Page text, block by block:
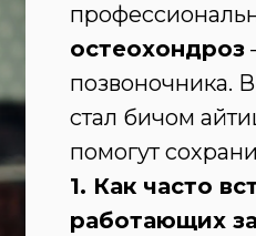
остеохондроз
позвоночника.
стал бичом
помогут
1. Как часто
работающих